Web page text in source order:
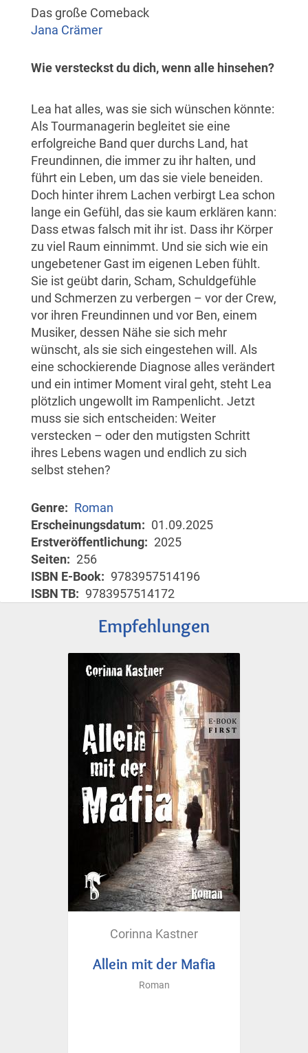
Das große Comeback
Jana Crämer
Wie versteckst du dich, wenn alle hinsehen?
Lea hat alles, was sie sich wünschen könnte:
Als Tourmanagerin begleitet sie eine
erfolgreiche Band quer durchs Land, hat
Freundinnen, die immer zu ihr halten, und
führt ein Leben, um das sie viele beneiden.
Doch hinter ihrem Lachen verbirgt Lea schon
lange ein Gefühl, das sie kaum erklären kann:
Dass etwas falsch mit ihr ist. Dass ihr Körper
zu viel Raum einnimmt. Und sie sich wie ein
ungebetener Gast im eigenen Leben fühlt.
Sie ist geübt darin, Scham, Schuldgefühle
und Schmerzen zu verbergen – vor der Crew,
vor ihren Freundinnen und vor Ben, einem
Musiker, dessen Nähe sie sich mehr
wünscht, als sie sich eingestehen will. Als
eine schockierende Diagnose alles verändert
und ein intimer Moment viral geht, steht Lea
plötzlich ungewollt im Rampenlicht. Jetzt
muss sie sich entscheiden: Weiter
verstecken – oder den mutigsten Schritt
ihres Lebens wagen und endlich zu sich
selbst stehen?
Genre
Roman
Erscheinungsdatum
01.09.2025
Erstveröffentlichung
2025
Seiten
256
ISBN E-Book
9783957514196
ISBN TB
9783957514172
Empfehlungen
Corinna Kastner
Allein mit der Mafia
Roman